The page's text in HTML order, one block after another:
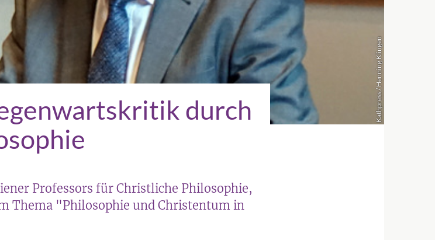
Kathpress / Henning Klingen
durch
Professors für Christliche Philosophie,
Thema "Philosophie und Christentum in